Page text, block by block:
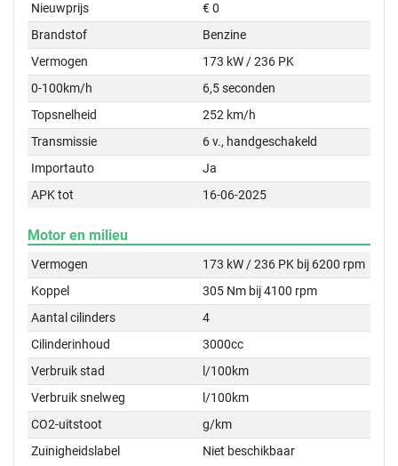
Nieuwprijs
€ 0
Brandstof
Benzine
Vermogen
173 kW / 236 PK
0-100km/h
6,5 seconden
Topsnelheid
252 km/h
Transmissie
6 v., handgeschakeld
Importauto
Ja
APK tot
16-06-2025
Motor en milieu
Vermogen
173 kW / 236 PK bij 6200 rpm
Koppel
305 Nm bij 4100 rpm
Aantal cilinders
4
Cilinderinhoud
3000cc
Verbruik stad
l/100km
Verbruik snelweg
l/100km
CO2-uitstoot
g/km
Zuinigheidslabel
Niet beschikbaar